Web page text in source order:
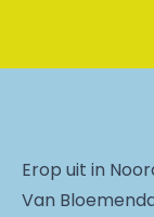
Erop uit in
Van